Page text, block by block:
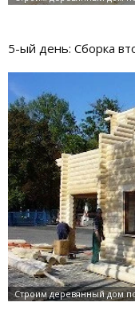
5-ый день: Сборка